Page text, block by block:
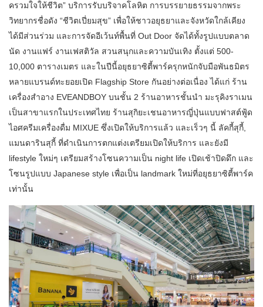
ครวมใจให้ชีวิต” บริการรับบริจาคโลหิต การบรรยายธรรมจากพระ
วิทยากรชื่อดัง “ชีวิตเปี่ยมสุข” เพื่อให้ชาวอยุธยาและจังหวัดใกล้เคียง
ได้มีส่วนร่วม และการจัดอีเว้นท์พื้นที่ Out Door จัดได้ทั้งรูปแบบตลาด
นัด งานแฟร์ งานเฟสติวัล สวนสนุกและความบันเทิง ตั้งแต่ 500-
10,000 ตารางเมตร และในปีนี้อยุธยาซิตี้พาร์ครุกหนักจับมือพันธมิตร
หลายแบรนด์ทะยอยเปิด Flagship Store กันอย่างต่อเนื่อง ได้แก่ ร้าน
เครื่องสำอาง EVEANDBOY บนชั้น 2 ร้านอาหารชั้นนำ มะรุคิงราเมน
เป็นสาขาแรกในประเทศไทย ร้านสุกิยะเชนอาหารญี่ปุ่นแบบฟาสต์ฟู้ด
ไอศครีมเครื่องดื่ม MIXUE ซึ่งเปิดให้บริการแล้ว และเร็วๆ นี้ ลัคกี้สุกี้,
แมนดารินสุกี้ ที่ดำเนินการตกแต่งเตรียมเปิดให้บริการ และยังมี
lifestyle ใหม่ๆ เตรียมสร้างโซนความเป็น night life เปิดเช้าปิดดึก และ
โซนรูปแบบ Japanese style เพื่อเป็น landmark ใหม่ที่อยุธยาซิตี้พาร์ค
เท่านั้น